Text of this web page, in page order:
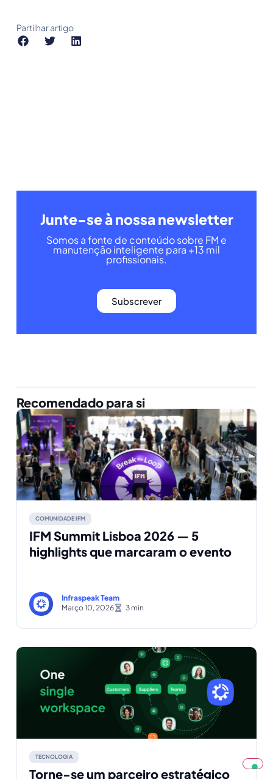
Partilhar artigo
Junte-se à nossa newsletter
Somos a fonte de conteúdo sobre FM e
manutenção inteligente para +13 mil
profissionais.
Subscrever
Recomendado para si
COMUNIDADE IFM
IFM Summit Lisboa 2026 — 5
highlights que marcaram o evento
Infraspeak Team
Março 10, 2026
TECNOLOGIA
Torne-se um parceiro estratégico